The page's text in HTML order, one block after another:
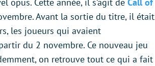
Avant la sortie du titre, il était
les joueurs qui avaient
du 2 novembre. Ce nouveau jeu
on retrouve tout ce qui a fait